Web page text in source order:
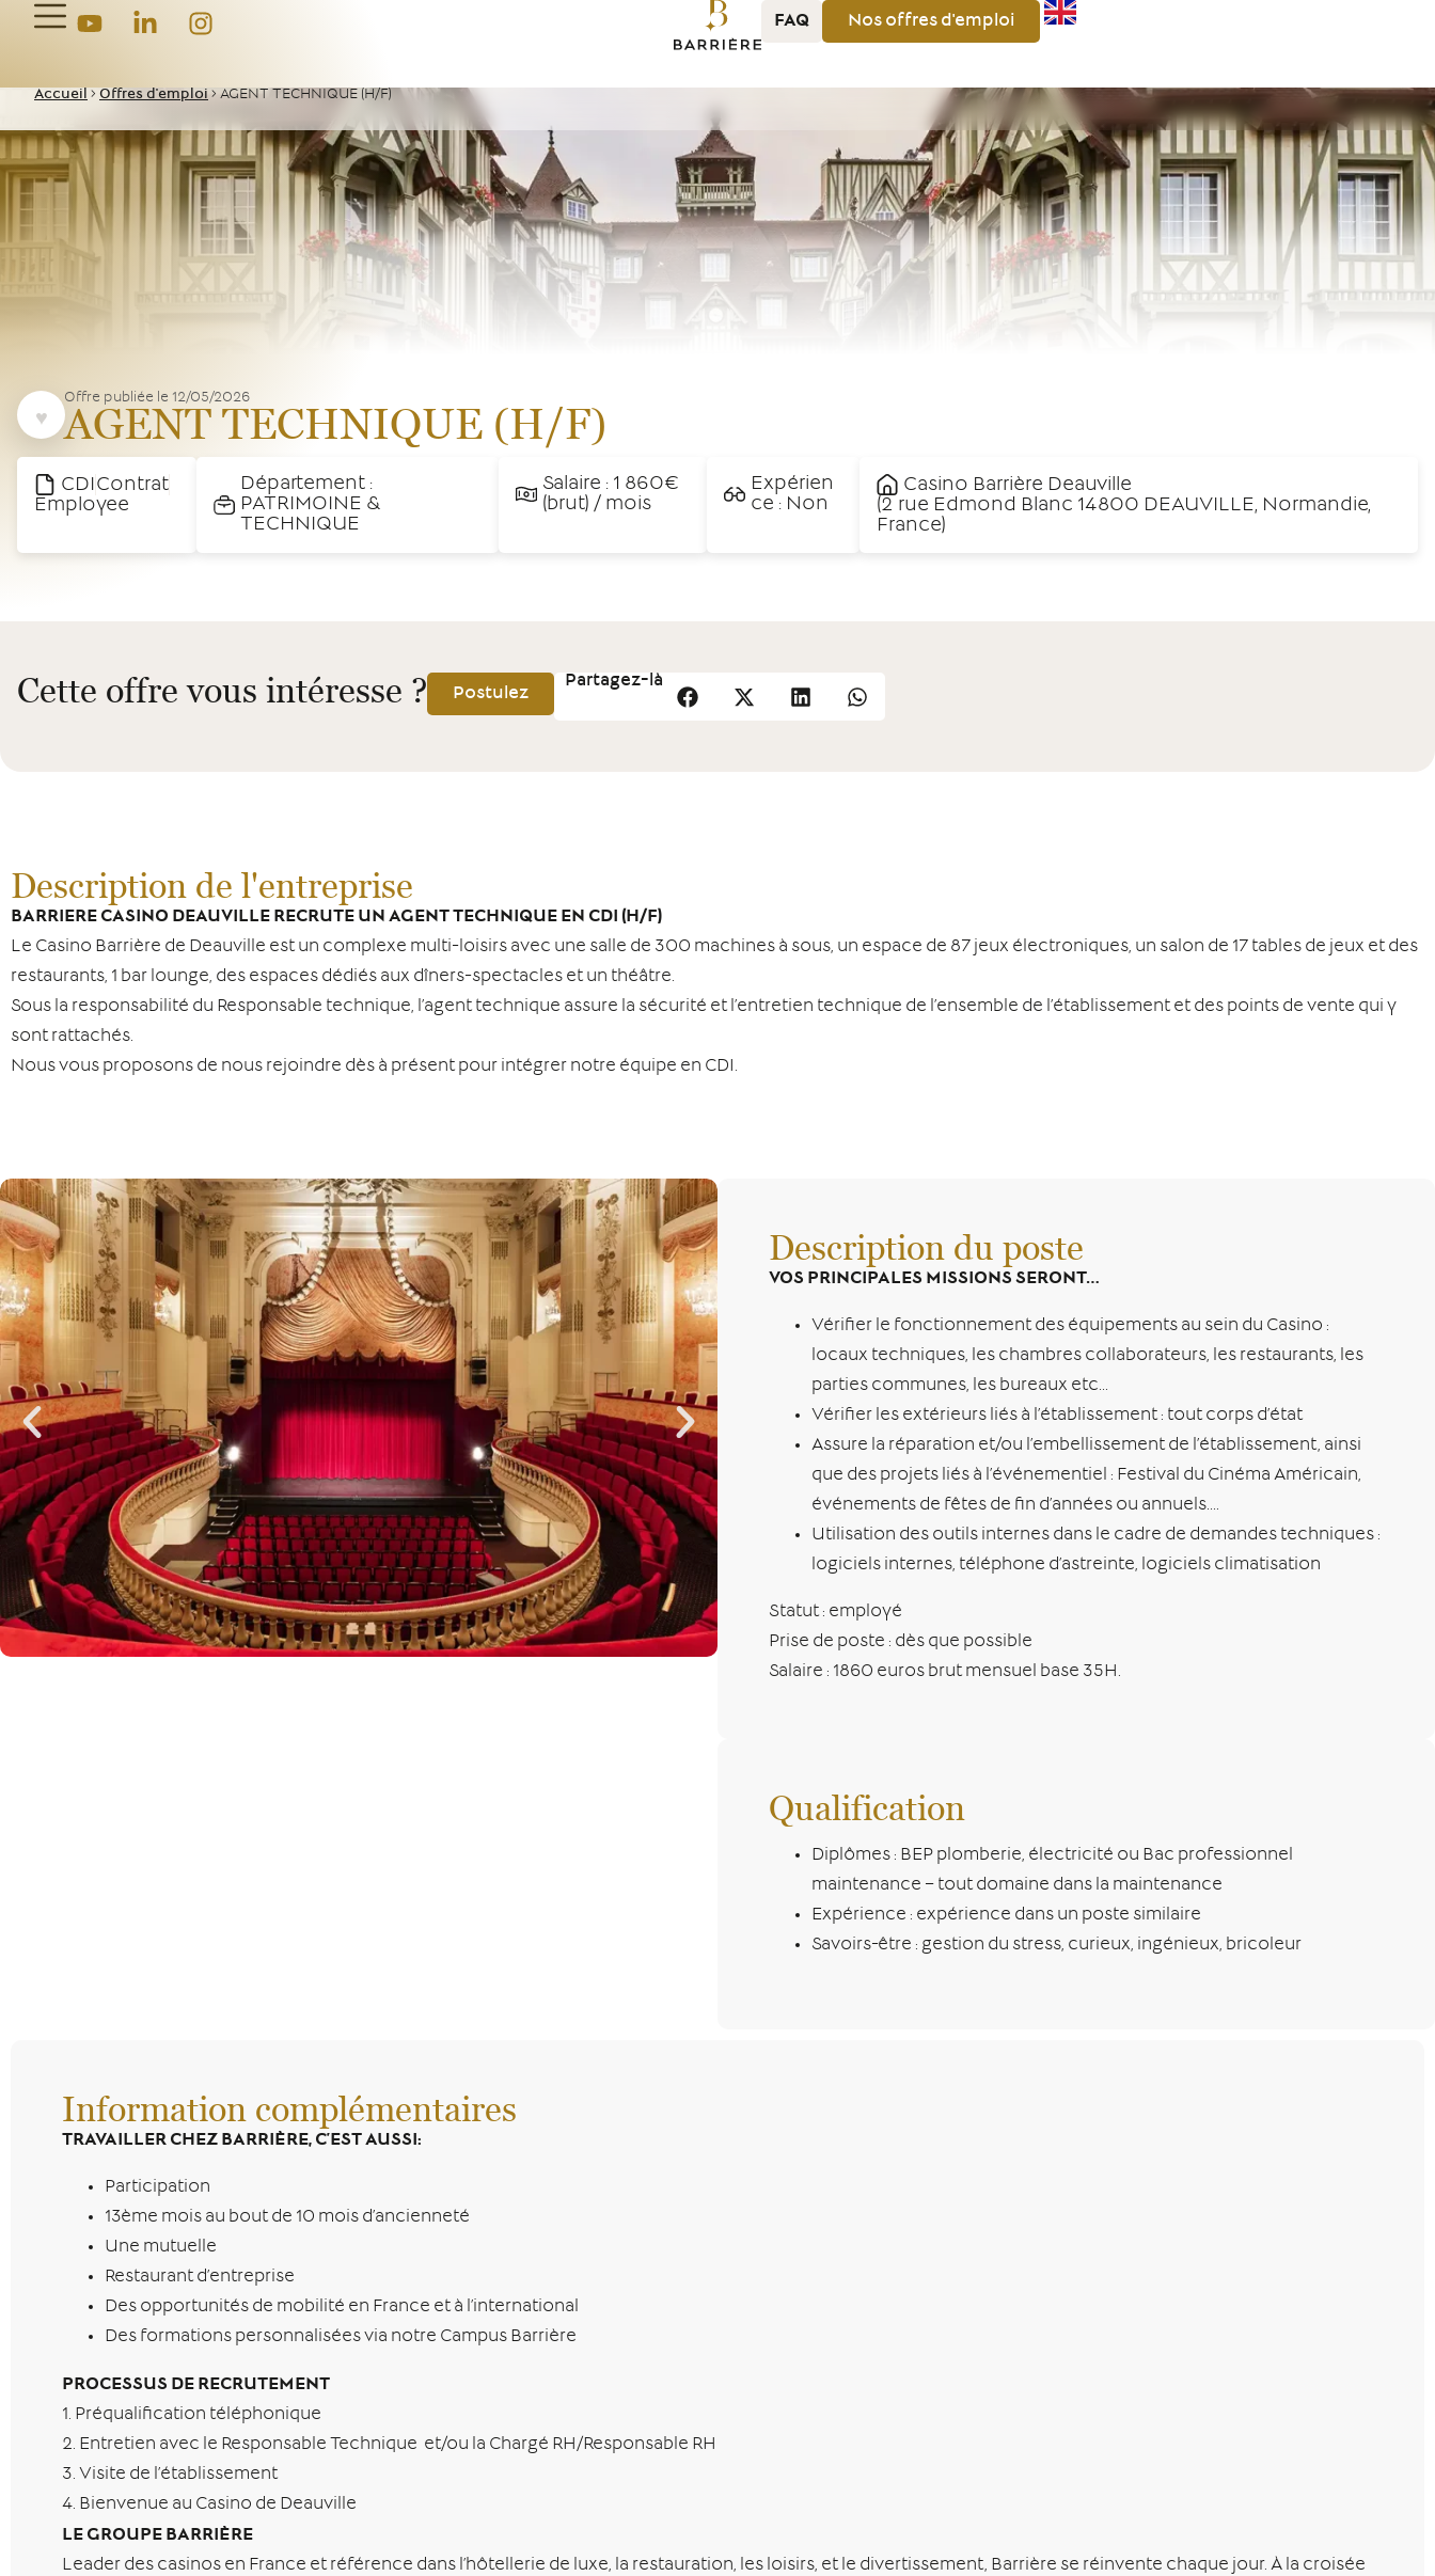
FAQ Nos offres d'emploi
Accueil > Offres d'emploi > AGENT TECHNIQUE (H/F)
Offre publiée le 12/05/2026
AGENT TECHNIQUE (H/F)
CDI Contrat
Employee
Département :
PATRIMOINE &
TECHNIQUE
Salaire : 1 860€
(brut) / mois
Expérien
ce : Non
Casino Barrière Deauville
(2 rue Edmond Blanc 14800 DEAUVILLE, Normandie,
France)
Cette offre vous intéresse ? Postulez
Partagez-là
Description de l'entreprise
BARRIERE CASINO DEAUVILLE RECRUTE UN AGENT TECHNIQUE EN CDI (H/F)
Le Casino Barrière de Deauville est un complexe multi-loisirs avec une salle de 300 machines à sous, un espace de 87 jeux électroniques, un salon de 17 tables de jeux et des
restaurants, 1 bar lounge, des espaces dédiés aux dîners-spectacles et un théâtre.
Sous la responsabilité du Responsable technique, l’agent technique assure la sécurité et l’entretien technique de l’ensemble de l’établissement et des points de vente qui y
sont rattachés.
Nous vous proposons de nous rejoindre dès à présent pour intégrer notre équipe en CDI.
Description du poste
VOS PRINCIPALES MISSIONS SERONT…
Vérifier le fonctionnement des équipements au sein du Casino :
locaux techniques, les chambres collaborateurs, les restaurants, les
parties communes, les bureaux etc…
Vérifier les extérieurs liés à l’établissement : tout corps d’état
Assure la réparation et/ou l’embellissement de l’établissement, ainsi
que des projets liés à l’événementiel : Festival du Cinéma Américain,
événements de fêtes de fin d’années ou annuels….
Utilisation des outils internes dans le cadre de demandes techniques :
logiciels internes, téléphone d’astreinte, logiciels climatisation
Statut : employé
Prise de poste : dès que possible
Salaire : 1860 euros brut mensuel base 35H.
Qualification
Diplômes : BEP plomberie, électricité ou Bac professionnel
maintenance – tout domaine dans la maintenance
Expérience : expérience dans un poste similaire
Savoirs-être : gestion du stress, curieux, ingénieux, bricoleur
Information complémentaires
TRAVAILLER CHEZ BARRIÈRE, C’EST AUSSI:
Participation
13ème mois au bout de 10 mois d’ancienneté
Une mutuelle
Restaurant d’entreprise
Des opportunités de mobilité en France et à l’international
Des formations personnalisées via notre Campus Barrière
PROCESSUS DE RECRUTEMENT
1. Préqualification téléphonique
2. Entretien avec le Responsable Technique et/ou la Chargé RH/Responsable RH
3. Visite de l’établissement
4. Bienvenue au Casino de Deauville
LE GROUPE BARRIÈRE
Leader des casinos en France et référence dans l’hôtellerie de luxe, la restauration, les loisirs, et le divertissement, Barrière se réinvente chaque jour. À la croisée